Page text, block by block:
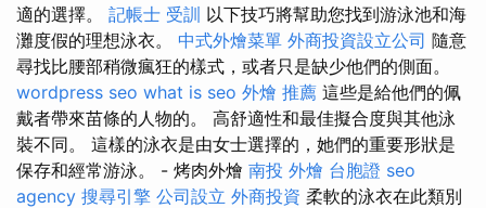
適的選擇。 記帳士 受訓 以下技巧將幫助您找到游泳池和海
灘度假的理想泳衣。 中式外燴菜單 外商投資設立公司 隨意
尋找比腰部稍微瘋狂的樣式，或者只是缺少他們的側面。
wordpress seo what is seo 外燴 推薦 這些是給他們的佩
戴者帶來苗條的人物的。 高舒適性和最佳擬合度與其他泳
裝不同。 這樣的泳衣是由女士選擇的，她們的重要形狀是
保存和經常游泳。 - 烤肉外燴 南投 外燴 台胞證 seo
agency 搜尋引擎 公司設立 外商投資 柔軟的泳衣在此類別